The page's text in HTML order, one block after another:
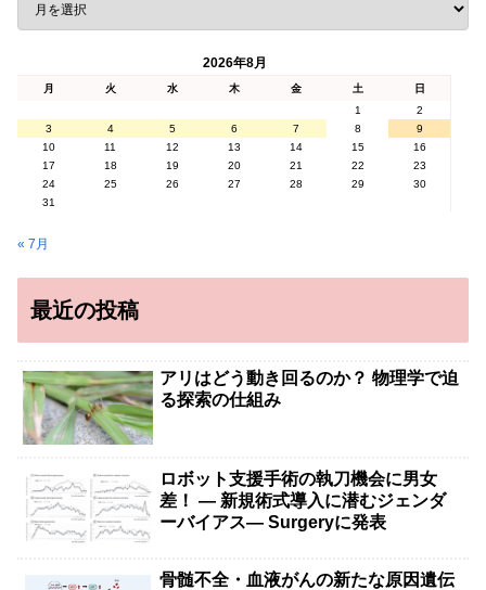
2026年8月
月 火 水 木 金 土
日
1
2
3
4 5 6 7 8
9
10
11 12 13 14 15
16
17
18 19 20 21 22
23
24
25 26 27 28 29
30
31
« 7月
最近の投稿
アリはどう動き回るのか？ 物理学で迫
る探索の仕組み
ロボット支援手術の執刀機会に男女
差！ — 新規術式導入に潜むジェンダ
ーバイアス— Surgeryに発表
骨髄不全・血液がんの新たな原因遺伝